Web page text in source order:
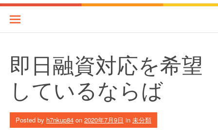
即日融資対応を希望
しているならば
Posted by h7nkup84 on 2020年7月9日 in 未分類